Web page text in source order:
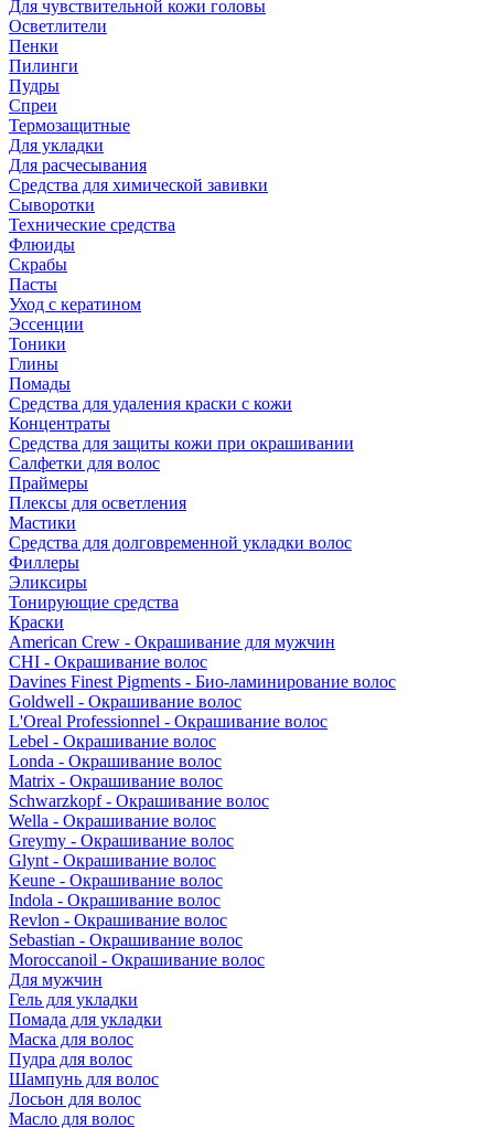
Для чувствительной кожи головы
Осветлители
Пенки
Пилинги
Пудры
Спреи
Термозащитные
Для укладки
Для расчесывания
Средства для химической завивки
Сыворотки
Технические средства
Флюиды
Скрабы
Пасты
Уход с кератином
Эссенции
Тоники
Глины
Помады
Средства для удаления краски с кожи
Концентраты
Средства для защиты кожи при окрашивании
Салфетки для волос
Праймеры
Плексы для осветления
Мастики
Средства для долговременной укладки волос
Филлеры
Эликсиры
Тонирующие средства
Краски
American Crew - Окрашивание для мужчин
CHI - Окрашивание волос
Davines Finest Pigments - Био-ламинирование волос
Goldwell - Окрашивание волос
L'Oreal Professionnel - Окрашивание волос
Lebel - Окрашивание волос
Londa - Окрашивание волос
Matrix - Окрашивание волос
Schwarzkopf - Окрашивание волос
Wella - Окрашивание волос
Greymy - Окрашивание волос
Glynt - Окрашивание волос
Keune - Окрашивание волос
Indola - Окрашивание волос
Revlon - Окрашивание волос
Sebastian - Окрашивание волос
Moroccanoil - Окрашивание волос
Для мужчин
Гель для укладки
Помада для укладки
Маска для волос
Пудра для волос
Шампунь для волос
Лосьон для волос
Масло для волос